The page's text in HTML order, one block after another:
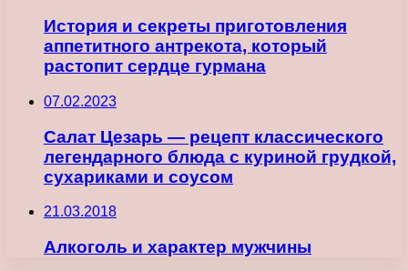
История и секреты приготовления
аппетитного антрекота, который
растопит сердце гурмана
07.02.2023
Салат Цезарь — рецепт классического
легендарного блюда с куриной грудкой,
сухариками и соусом
21.03.2018
Алкоголь и характер мужчины